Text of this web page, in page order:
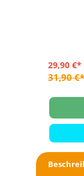
29,90 €*
31,90 €*